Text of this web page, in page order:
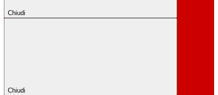
Chiudi
Chiudi